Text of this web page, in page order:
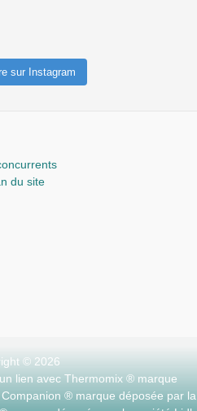
sur Instagram
du site
© 2026
lien avec Thermomix ® marque
® marque déposée par la